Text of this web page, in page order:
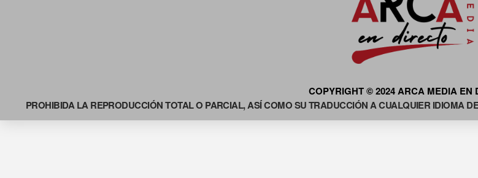
COPYRIGHT © 2024 ARCA MEDIA EN
PROHIBIDA LA REPRODUCCIÓN TOTAL O PARCIAL, ASÍ COMO SU TRADUCCIÓN A CUALQUIER IDIOMA